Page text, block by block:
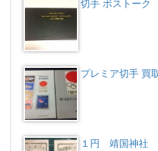
切手 ボストーク
プレミア切手 買
１円 靖国神社